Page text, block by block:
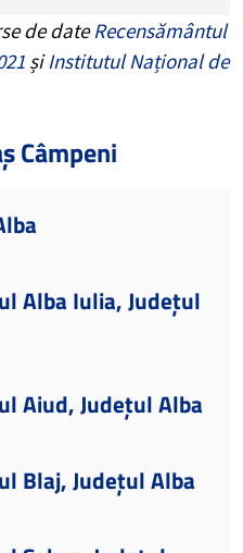
de dateRecensământul
șiInstitutul Național de
Câmpeni
Alba Iulia, Județul
Aiud, Județul Alba
Blaj, Județul Alba